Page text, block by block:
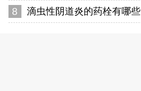
8 滴虫性阴道炎的药栓有哪些